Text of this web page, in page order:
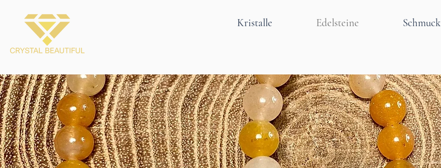
Kristalle Edelsteine Schmuck